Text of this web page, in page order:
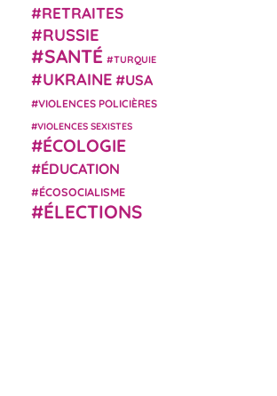
RETRAITES
RUSSIE
SANTÉ TURQUIE
UKRAINE USA
VIOLENCES POLICIÈRES
VIOLENCES SEXISTES
ÉCOLOGIE
ÉDUCATION
ÉCOSOCIALISME
ÉLECTIONS